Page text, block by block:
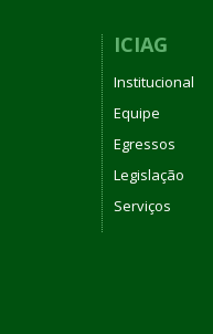
ICIAG
Institucional
Equipe
Egressos
Legislação
Serviços